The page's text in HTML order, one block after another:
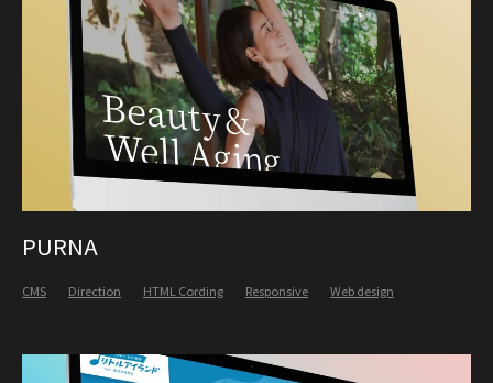
PURNA
CMS Direction HTML Cording Responsive Web design